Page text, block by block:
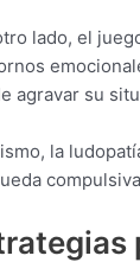
lado, el
agravar su
la